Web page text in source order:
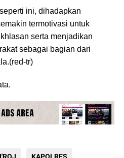
ini, dihadapkan
termotivasi untuk
serta menjadikan
sebagai bagian dari
tr)